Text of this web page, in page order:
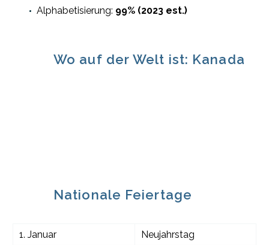
Alphabetisierung: 99% (2023 est.)
Wo auf der Welt ist: Kanada
Nationale Feiertage
1. Januar
Neujahrstag